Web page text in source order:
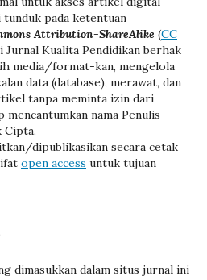
pada ketentuan
Attribution-ShareAlike (CC
Jurnal Kualita Pendidikan berhak
media/format-kan, mengelola
data (database), merawat, dan
tanpa meminta izin dari
mencantumkan nama Penulis
Cipta.
dipublikasikan secara cetak
open access untuk tujuan
dimasukkan dalam situs jurnal ini